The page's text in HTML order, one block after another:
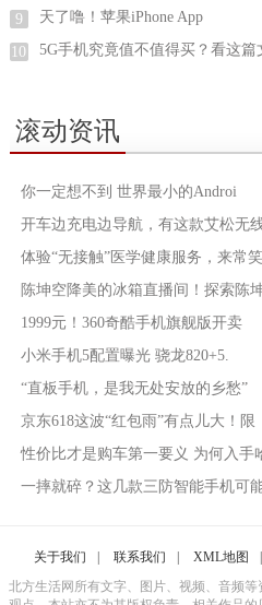
9 天了噜！苹果iPhone App
10 5G手机究竟值不值得买？看这篇
滚动资讯
你一定想不到 世界最小的Androi
开车边充电边导航，有这款艾松无
体验“无接触”医学健康服务，来常
陈坤空降美的冰箱直播间！探索陈
1999元！360奇酷手机旗舰版开卖
小米手机5配置曝光 骁龙820+5.
“直板手机，是我无处安放的乡愁”
京东618这波“红包雨”有点儿大！限
性价比才是购车第一要义 为何入手
一摔就碎？这几款三防智能手机可
关于我们 联系我们 XML地图
北方生活网所有文字、图片、视频、音频